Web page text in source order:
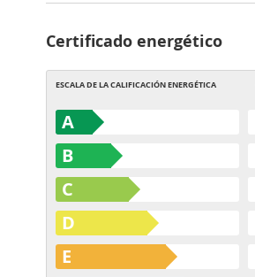
Certificado energético
ESCALA DE LA CALIFICACIÓN ENERGÉTICA
A
B
C
D
E